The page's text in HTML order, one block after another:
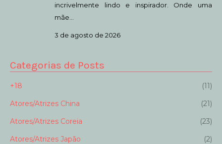
incrivelmente lindo e inspirador. Onde uma
mãe…
3 de agosto de 2026
Categorias de Posts
+18
(11)
Atores/Atrizes China
(21)
Atores/Atrizes Coreia
(23)
Atores/Atrizes Japão
(2)